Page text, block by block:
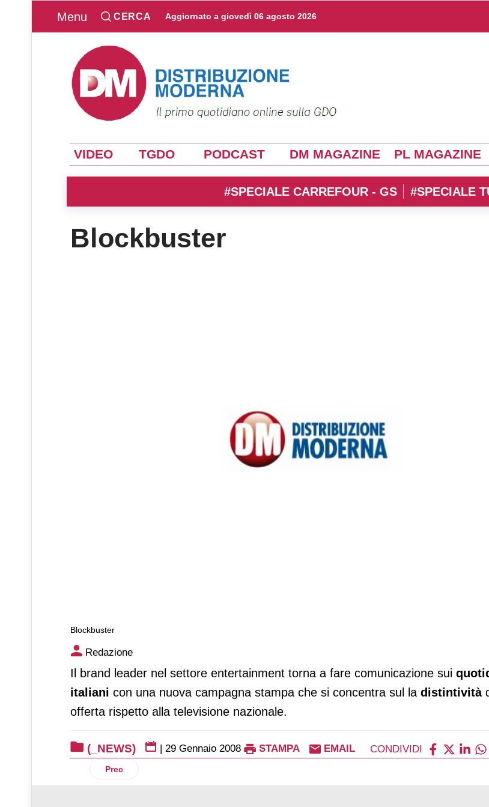
Menu CERCA Aggiornato a giovedì 06 agosto 2026
VIDEO TGDO PODCAST DM MAGAZINE PL MAGAZINE
#SPECIALE CARREFOUR - GS #SPECIALE
Blockbuster
Blockbuster
Blockbuster
Redazione
Il brand leader nel settore entertainment torna a fare comunicazione sui
italiani con una nuova campagna stampa che si concentra sul la distintività
offerta rispetto alla televisione nazionale.
(_NEWS) | 29 Gennaio 2008 STAMPA EMAIL CONDIVIDI
Articolo precedente: Nielsen
Prec